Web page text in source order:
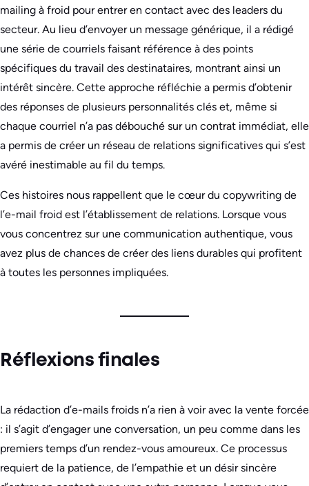
mailing à froid pour entrer en contact avec des leaders du
secteur. Au lieu d’envoyer un message générique, il a rédigé
une série de courriels faisant référence à des points
spécifiques du travail des destinataires, montrant ainsi un
intérêt sincère. Cette approche réfléchie a permis d’obtenir
des réponses de plusieurs personnalités clés et, même si
chaque courriel n’a pas débouché sur un contrat immédiat, elle
a permis de créer un réseau de relations significatives qui s’est
avéré inestimable au fil du temps.
Ces histoires nous rappellent que le cœur du copywriting de
l’e-mail froid est l’établissement de relations. Lorsque vous
vous concentrez sur une communication authentique, vous
avez plus de chances de créer des liens durables qui profitent
à toutes les personnes impliquées.
Réflexions finales
La rédaction d’e-mails froids n’a rien à voir avec la vente forcée
: il s’agit d’engager une conversation, un peu comme dans les
premiers temps d’un rendez-vous amoureux. Ce processus
requiert de la patience, de l’empathie et un désir sincère